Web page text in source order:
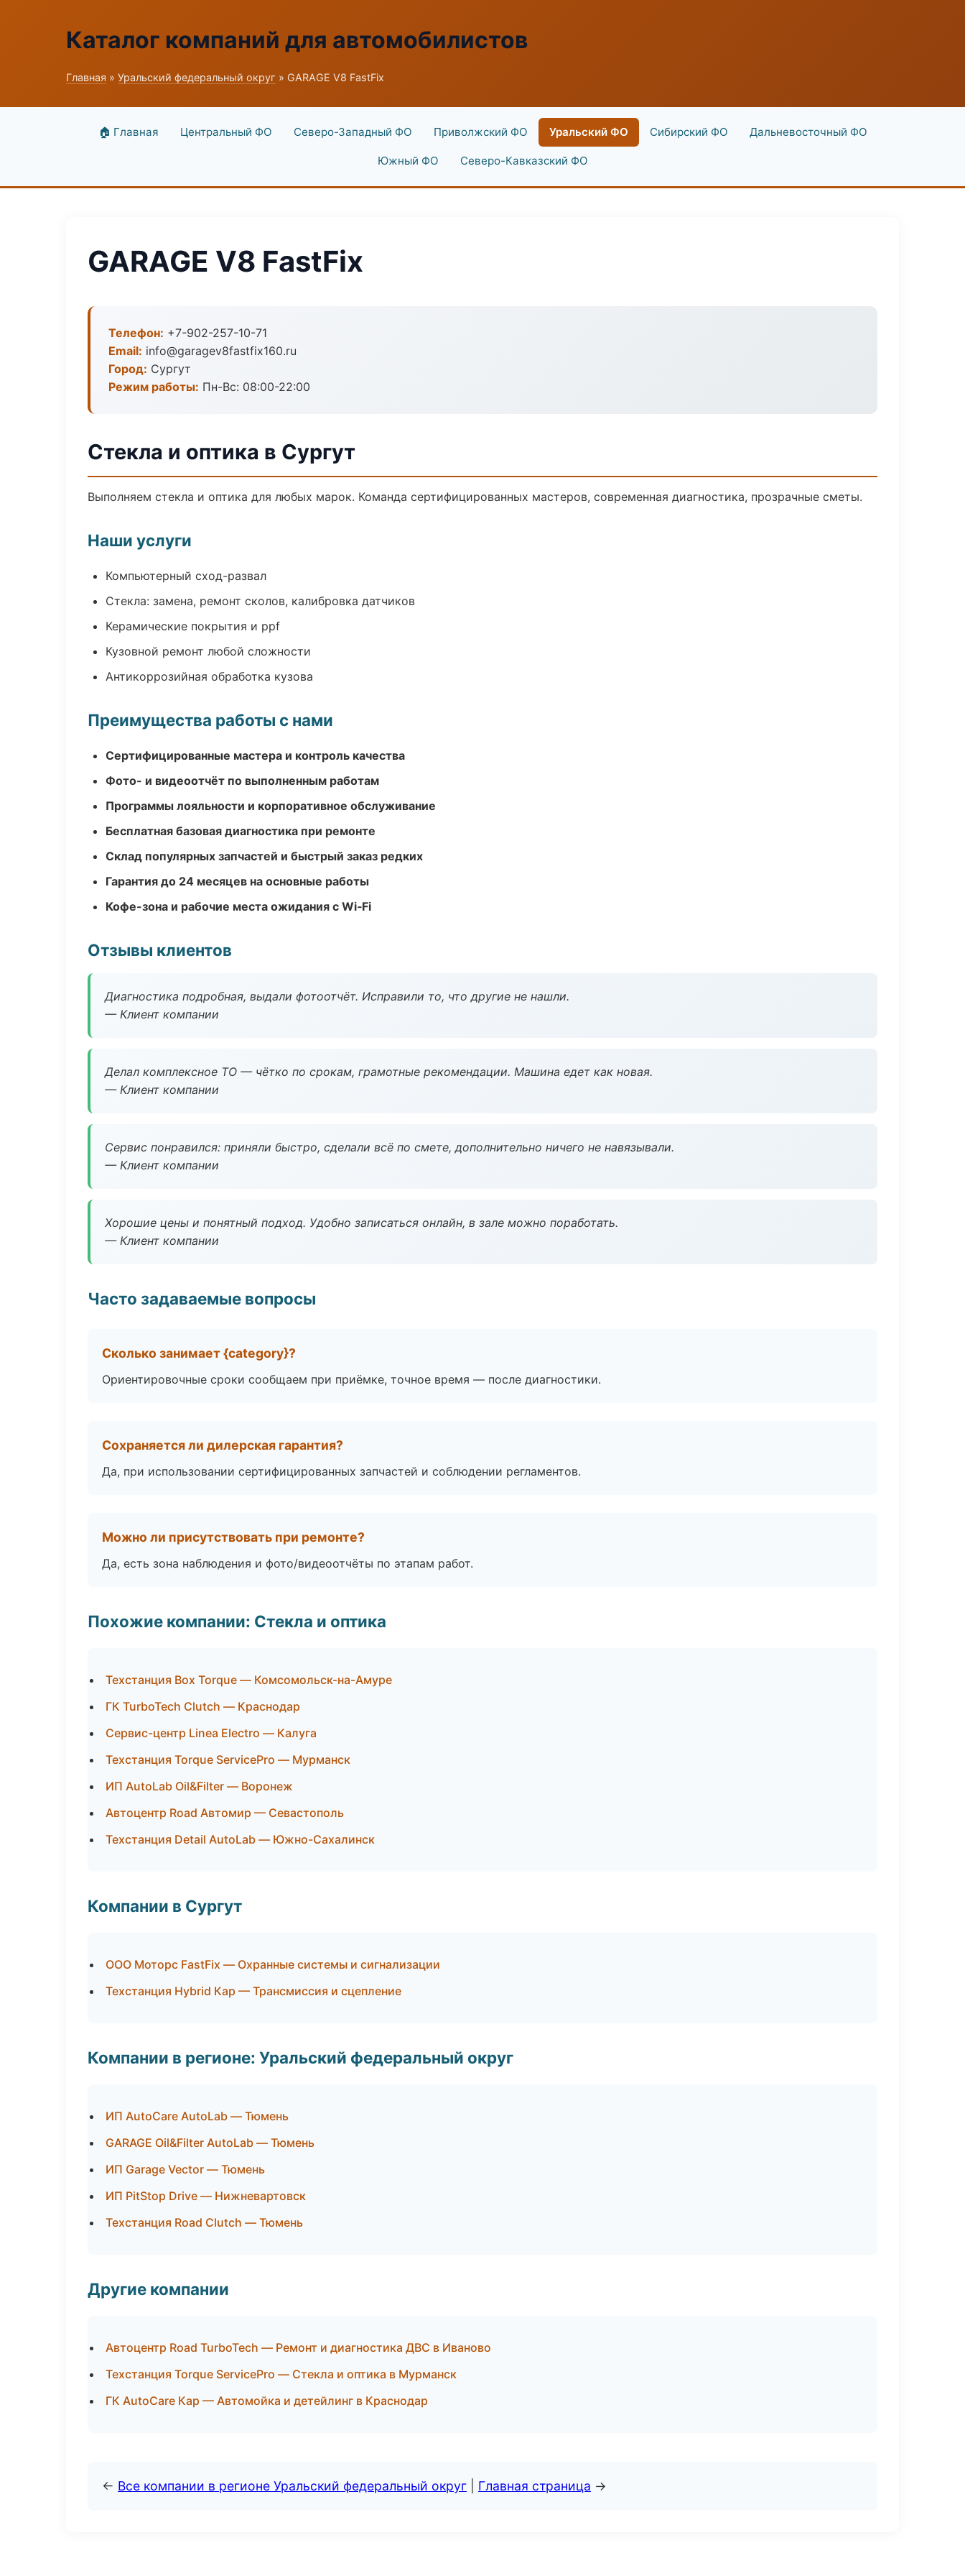
Каталог компаний для автомобилистов
Главная » Уральский федеральный округ » GARAGE V8 FastFix
🏠 Главная Центральный ФО Северо-Западный ФО Приволжский ФО Уральский ФО Сибирский ФО Дальневосточный ФО
Южный ФО Северо-Кавказский ФО
GARAGE V8 FastFix
Телефон: +7-902-257-10-71
Email: info@garagev8fastfix160.ru
Город: Сургут
Режим работы: Пн-Вс: 08:00-22:00
Стекла и оптика в Сургут
Выполняем стекла и оптика для любых марок. Команда сертифицированных мастеров, современная диагностика, прозрачные сметы.
Наши услуги
Компьютерный сход-развал
Стекла: замена, ремонт сколов, калибровка датчиков
Керамические покрытия и ppf
Кузовной ремонт любой сложности
Антикоррозийная обработка кузова
Преимущества работы с нами
Сертифицированные мастера и контроль качества
Фото- и видеоотчёт по выполненным работам
Программы лояльности и корпоративное обслуживание
Бесплатная базовая диагностика при ремонте
Склад популярных запчастей и быстрый заказ редких
Гарантия до 24 месяцев на основные работы
Кофе-зона и рабочие места ожидания с Wi‑Fi
Отзывы клиентов
Диагностика подробная, выдали фотоотчёт. Исправили то, что другие не нашли.
— Клиент компании
Делал комплексное ТО — чётко по срокам, грамотные рекомендации. Машина едет как новая.
— Клиент компании
Сервис понравился: приняли быстро, сделали всё по смете, дополнительно ничего не навязывали.
— Клиент компании
Хорошие цены и понятный подход. Удобно записаться онлайн, в зале можно поработать.
— Клиент компании
Часто задаваемые вопросы
Сколько занимает {category}?
Ориентировочные сроки сообщаем при приёмке, точное время — после диагностики.
Сохраняется ли дилерская гарантия?
Да, при использовании сертифицированных запчастей и соблюдении регламентов.
Можно ли присутствовать при ремонте?
Да, есть зона наблюдения и фото/видеоотчёты по этапам работ.
Похожие компании: Стекла и оптика
Техстанция Box Torque — Комсомольск-на-Амуре
ГК TurboTech Clutch — Краснодар
Сервис-центр Linea Electro — Калуга
Техстанция Torque ServicePro — Мурманск
ИП AutoLab Oil&Filter — Воронеж
Автоцентр Road Автомир — Севастополь
Техстанция Detail AutoLab — Южно-Сахалинск
Компании в Сургут
ООО Моторс FastFix — Охранные системы и сигнализации
Техстанция Hybrid Кар — Трансмиссия и сцепление
Компании в регионе: Уральский федеральный округ
ИП AutoCare AutoLab — Тюмень
GARAGE Oil&Filter AutoLab — Тюмень
ИП Garage Vector — Тюмень
ИП PitStop Drive — Нижневартовск
Техстанция Road Clutch — Тюмень
Другие компании
Автоцентр Road TurboTech — Ремонт и диагностика ДВС в Иваново
Техстанция Torque ServicePro — Стекла и оптика в Мурманск
ГК AutoCare Кар — Автомойка и детейлинг в Краснодар
← Все компании в регионе Уральский федеральный округ Главная страница →